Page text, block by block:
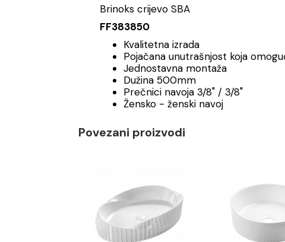
Brinoks crijevo SBA
FF383850
Kvalitetna izrada
Pojačana unutrašnjost koja
Jednostavna montaža
Dužina 500mm
Prečnici navoja 3/8" / 3/8"
Žensko - ženski navoj
Povezani proizvodi